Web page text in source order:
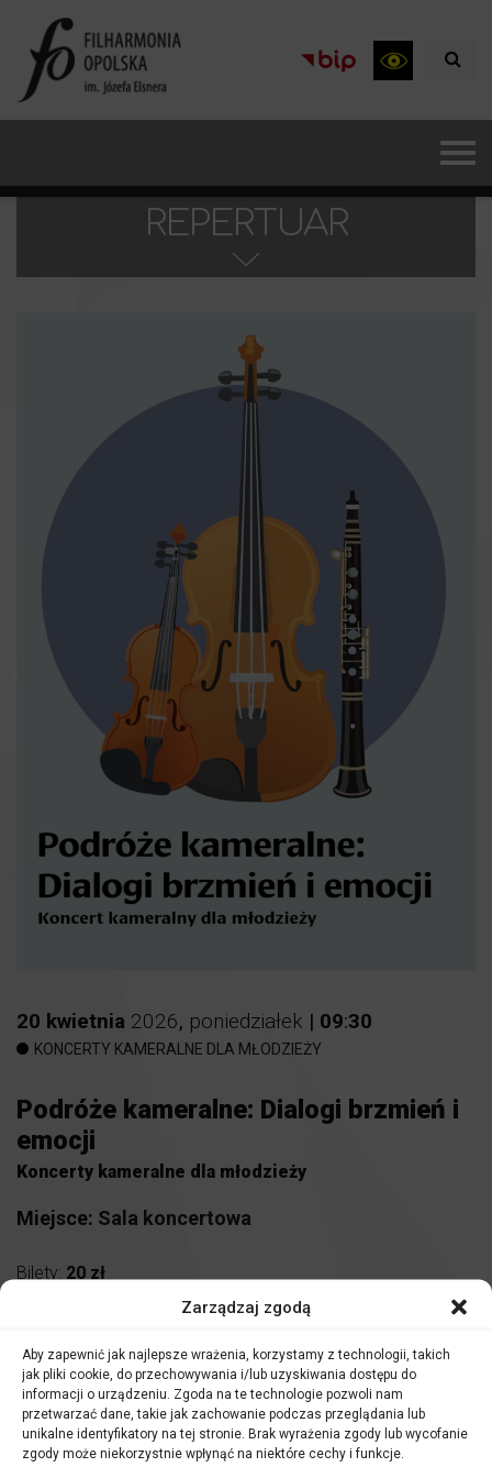
Zarządzaj zgodą
Aby zapewnić jak najlepsze wrażenia, korzystamy z technologii, takich
jak pliki cookie, do przechowywania i/lub uzyskiwania dostępu do
informacji o urządzeniu. Zgoda na te technologie pozwoli nam
przetwarzać dane, takie jak zachowanie podczas przeglądania lub
unikalne identyfikatory na tej stronie. Brak wyrażenia zgody lub wycofanie
zgody może niekorzystnie wpłynąć na niektóre cechy i funkcje.
REPERTUAR
20 kwietnia 2026, poniedziałek | 09:30
KONCERTY KAMERALNE DLA MŁODZIEŻY
Podróże kameralne: Dialogi brzmień i
emocji
Koncerty kameralne dla młodzieży
Miejsce: Sala koncertowa
Bilety: 20 zł
Antoni Popowicz– obój
Jan Turkiewicz – skrzypce
Gabriela Karpiesiuk– wiolonczela